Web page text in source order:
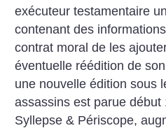
exécuteur testamentaire
contenant des
contrat moral de les
éventuelle réédition de
une nouvelle édition sous
assassins est parue début
Syllepse & Périscope,